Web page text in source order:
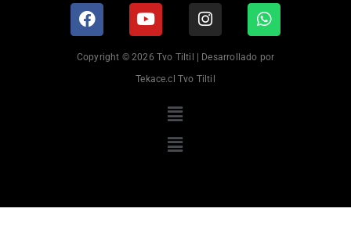
Copyright © 2026 Tvo Tiltil | Desarrollado por
Tekace.cl Tvo Tiltil